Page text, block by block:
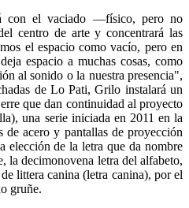
con el vaciado —físico, pero no
centro de arte y concentrará las
el espacio como vacío, pero en
espacio a muchas cosas, como
al sonido o la nuestra presencia",
de Lo Pati, Grilo instalará un
que dan continuidad al proyecto
una serie iniciada en 2011 en la
de acero y pantallas de proyección
elección de la letra que da nombre
la decimonovena letra del alfabeto,
littera canina (letra canina), por el
gruñe.